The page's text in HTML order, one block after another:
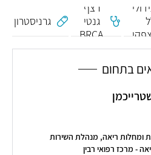
רצף
גנטי
BRCA
גרניסטרון
בתחום
ומחלות ריאה, מנהלת השירות
- מרכז רפואי רבין